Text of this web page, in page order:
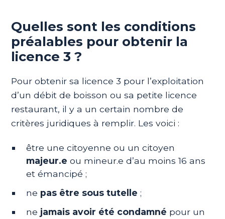
Quelles sont les conditions
préalables pour obtenir la
licence 3 ?
Pour obtenir sa licence 3 pour l’exploitation
d’un débit de boisson ou sa petite licence
restaurant, il y a un certain nombre de
critères juridiques à remplir. Les voici :
être une citoyenne ou un citoyen
majeur.e ou mineur.e d’au moins 16 ans
et émancipé ;
ne pas être sous tutelle ;
ne jamais avoir été condamné pour un